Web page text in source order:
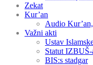
Zekat
Kur’an
Audio
Važni akti
Ustav
Statut IZBUŠ-
BIS:s stadgar